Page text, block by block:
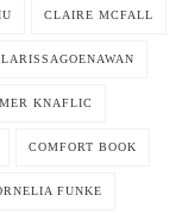
CLAIRE MCFALL
KNAFLIC
COMFORT BOOK
FUNKE